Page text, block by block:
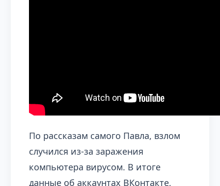
По рассказам самого Павла, взлом
случился из-за заражения
компьютера вирусом. В итоге
данные об аккаунтах ВКонтакте,